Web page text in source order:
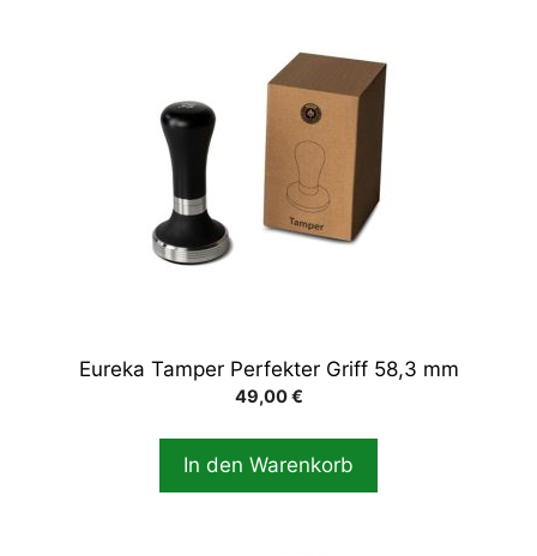
Eureka Tamper Perfekter Griff 58,3 mm
49,00€
In den Warenkorb